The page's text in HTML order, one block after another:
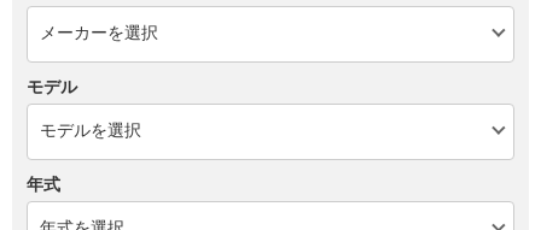
モデル
年式